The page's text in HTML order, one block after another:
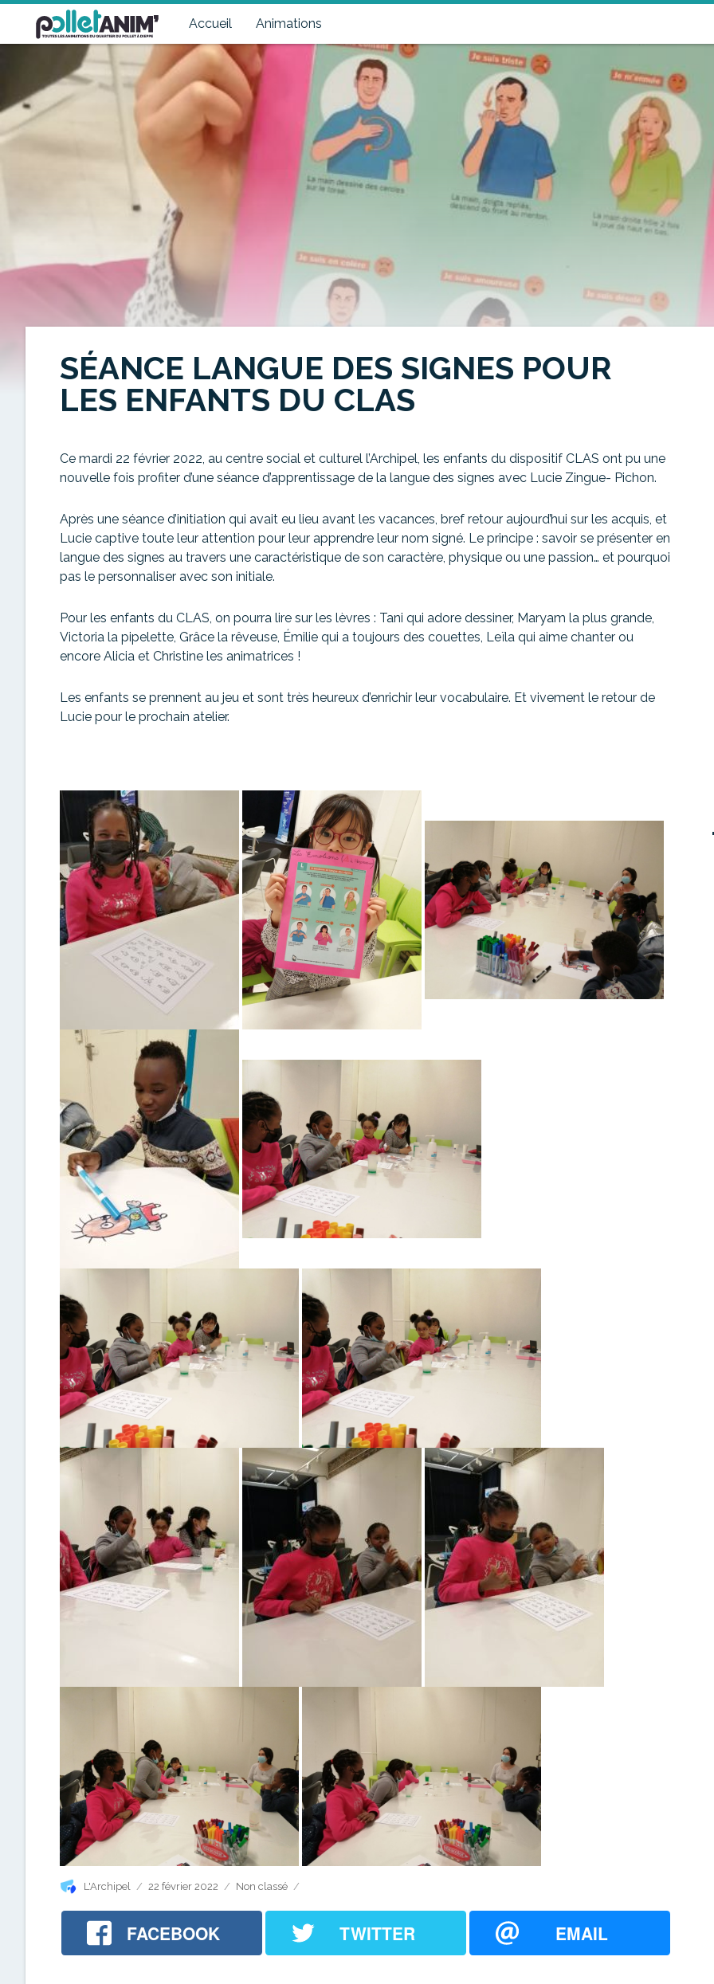
Accueil Animations
Pollet Anim'
Toutes les animations du quartier du Pollet à Dieppe
SÉANCE LANGUE DES SIGNES POUR
LES ENFANTS DU CLAS
Ce mardi 22 février 2022, au centre social et culturel l’Archipel, les enfants du dispositif CLAS ont pu une
nouvelle fois profiter d’une séance d’apprentissage de la langue des signes avec Lucie Zingue- Pichon.
Après une séance d’initiation qui avait eu lieu avant les vacances, bref retour aujourd’hui sur les acquis, et
Lucie captive toute leur attention pour leur apprendre leur nom signé. Le principe : savoir se présenter en
langue des signes au travers une caractéristique de son caractère, physique ou une passion… et pourquoi
pas le personnaliser avec son initiale.
Pour les enfants du CLAS, on pourra lire sur les lèvres : Tani qui adore dessiner, Maryam la plus grande,
Victoria la pipelette, Grâce la rêveuse, Émilie qui a toujours des couettes, Leïla qui aime chanter ou
encore Alicia et Christine les animatrices !
Les enfants se prennent au jeu et sont très heureux d’enrichir leur vocabulaire. Et vivement le retour de
Lucie pour le prochain atelier.
Auteur
L'Archipel
Publié
22 février 2022 Catégories
Non classé
FACEBOOK TWITTER EMAIL